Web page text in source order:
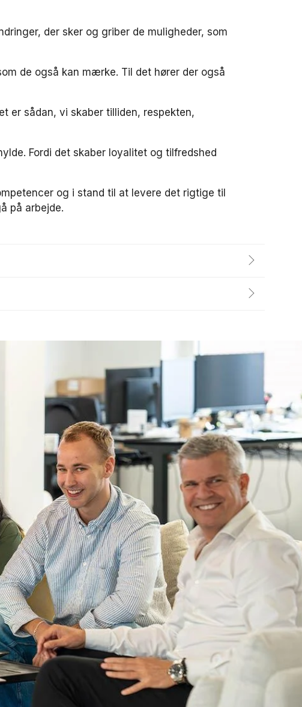
der sker og griber de muligheder, som
de også kan mærke. Til det hører der også
er sådan, vi skaber tilliden, respekten,
Fordi det skaber loyalitet og tilfredshed
og i stand til at levere det rigtige til
på arbejde.